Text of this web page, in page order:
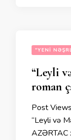
"YENI
“Leyli
roman
Post
“Leyli və
AZƏRTAC